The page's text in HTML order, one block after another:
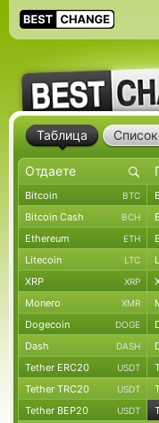
Таблица Список
Bitcoin BTC
Bitcoin Cash BCH
Ethereum ETH
Litecoin LTC
XRP XRP
Monero XMR
Dogecoin DOGE
Dash DASH
Tether ERC20 USDT
Tether TRC20 USDT
Tether BEP20 USDT